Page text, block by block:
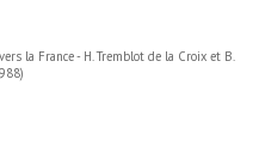
la France - H. Tremblot de la Croix et B.